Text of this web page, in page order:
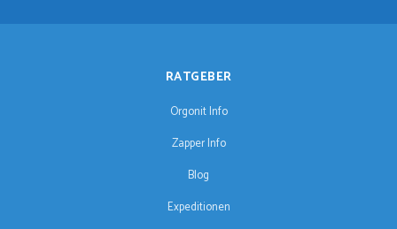
RATGEBER
Orgonit Info
Zapper Info
Blog
Expeditionen